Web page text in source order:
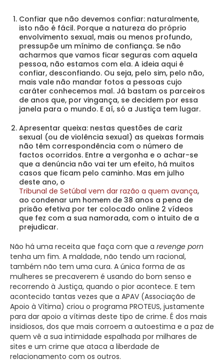
Confiar que não devemos confiar: naturalmente,
isto não é fácil. Porque a natureza do próprio
envolvimento sexual, mais ou menos profundo,
pressupõe um mínimo de confiança. Se não
acharmos que vamos ficar seguras com aquela
pessoa, não estamos com ela. A ideia aqui é
confiar, desconfiando. Ou seja, pelo sim, pelo não,
mais vale não mandar fotos a pessoas cujo
caráter conhecemos mal. Já bastam os parceiros
de anos que, por vingança, se decidem por essa
janela para o mundo. E aí, só a Justiça tem lugar.
Apresentar queixa: nestas questões de cariz
sexual (ou de violência sexual) as queixas formais
não têm correspondência com o número de
factos ocorridos. Entre a vergonha e o achar-se
que a denúncia não vai ter um efeito, há muitos
casos que ficam pelo caminho. Mas em julho
deste ano, o
Tribunal de Setúbal vem dar razão a quem avança,
ao condenar um homem de 38 anos a pena de
prisão efetiva por ter colocado online 2 vídeos
que fez com a sua namorada, com o intuito de a
prejudicar.
Não há uma receita que faça com que a revenge porn
tenha um fim. A maldade, não tendo um racional,
também não tem uma cura. A única forma de as
mulheres se precaverem é usando do bom senso e
recorrendo à Justiça, quando o pior acontece. E tem
acontecido tantas vezes que a APAV (Associação de
Apoio à Vítima) criou o programa PROTEUS, justamente
para dar apoio a vítimas deste tipo de crime. É dos mais
insidiosos, dos que mais corroem a autoestima e a paz de
quem vê a sua intimidade espalhada por milhares de
sites e um crime que ataca a liberdade de
relacionamento com os outros.